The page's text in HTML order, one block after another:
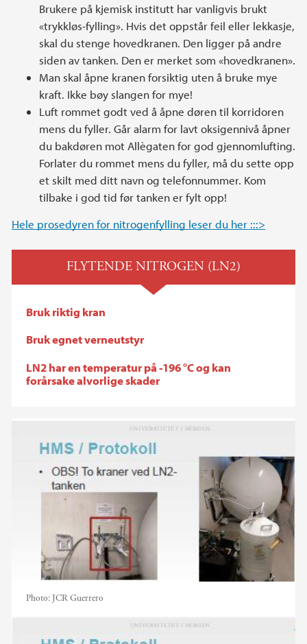
Brukere på kjemisk institutt har vanligvis brukt
«trykkløs-fylling». Hvis det oppstår feil eller lekkasje,
skal du stenge hovedkranen. Den ligger på andre
siden av tanken. Den er merket som «hovedkranen».
Man skal åpne kranen forsiktig uten å bruke mye
kraft. Ikke bøy slangen for mye!
Luft rommet godt ved å åpne døren til korridoren
mens du fyller. Går alarm for lavt oksigennivå åpner
du bakdøren mot Allègaten for god gjennomlufting.
Forlater du rommet mens du fyller, må du sette opp
et skilt med ditt navn og telefonnummer. Kom
tilbake i god tid før tanken er fylt opp!
Hele prosedyren for nitrogenfylling leser du her :::>
FLYTENDE NITROGEN (LN2)
Bruk riktig kran
Bruk egnet verneutstyr
LN2 har en temperatur på -196 °C og kan
forårsake alvorlige skader
Photo: JCR Guerrero